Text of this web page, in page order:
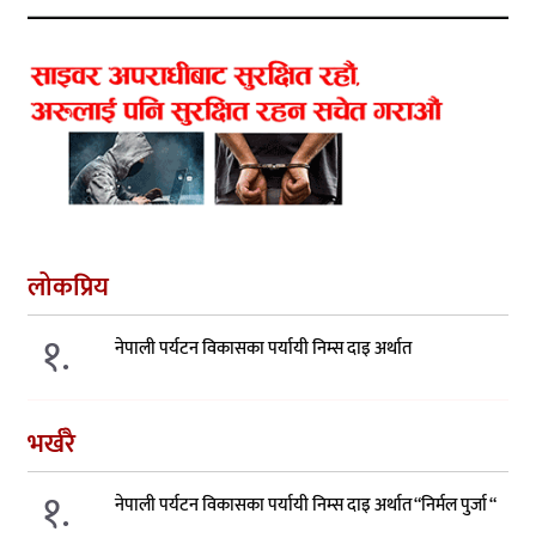
लोकप्रिय
१. नेपाली पर्यटन विकासका पर्यायी निम्स दाइ अर्थात
भर्खरै
१. नेपाली पर्यटन विकासका पर्यायी निम्स दाइ अर्थात “निर्मल पुर्जा “